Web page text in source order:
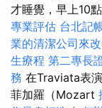
才睡覺，早上10點
專業評估 台北記
業的清潔公司來
生療程 第二專長
務 在Traviata表
菲加羅（Mozart